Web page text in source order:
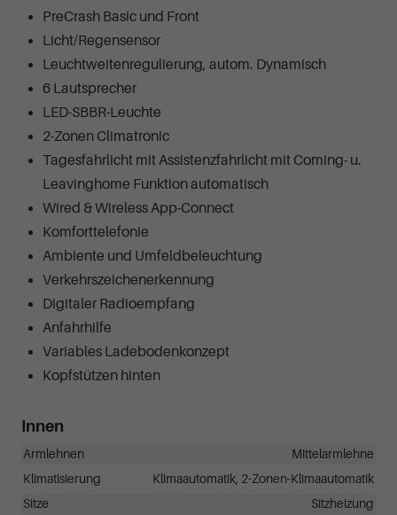
PreCrash Basic und Front
Licht/Regensensor
Leuchtweitenregulierung, autom. Dynamisch
6 Lautsprecher
LED-SBBR-Leuchte
2-Zonen Climatronic
Tagesfahrlicht mit Assistenzfahrlicht mit Coming- u.
Leavinghome Funktion automatisch
Wired & Wireless App-Connect
Komforttelefonie
Ambiente und Umfeldbeleuchtung
Verkehrszeichenerkennung
Digitaler Radioempfang
Anfahrhilfe
Variables Ladebodenkonzept
Kopfstützen hinten
Innen
Armlehnen
Mittelarmlehne
Klimatisierung
Klimaautomatik, 2-Zonen-Klimaautomatik
Sitze
Sitzheizung